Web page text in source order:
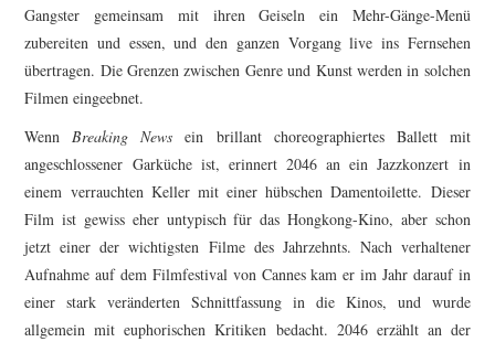
Gangster gemeinsam mit ihren Geiseln ein Mehr-Gänge-Menü
zubereiten und essen, und den ganzen Vorgang live ins Fernsehen
übertragen. Die Grenzen zwischen Genre und Kunst werden in solchen
Filmen eingeebnet.
WennBreaking News ein brillant choreographiertes Ballett mit
angeschlossener Garküche ist, erinnert 2046 an ein Jazzkonzert in
einem verrauchten Keller mit einer hübschen Damentoilette. Dieser
Film ist gewiss eher untypisch für das Hongkong-Kino, aber schon
jetzt einer der wichtigsten Filme des Jahrzehnts. Nach verhaltener
Aufnahme auf dem Filmfestival von Cannes kam er im Jahr darauf in
einer stark veränderten Schnittfassung in die Kinos, und wurde
allgemein mit euphorischen Kritiken bedacht. 2046 erzählt an der